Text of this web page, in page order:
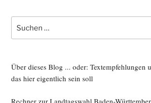
nach:
Über dieses Blog ... oder: Textempfehlungen
das hier eigentlich sein soll
Rechner zur Landtagswahl Baden-